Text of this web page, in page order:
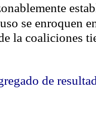
se enroquen
la coaliciones
de